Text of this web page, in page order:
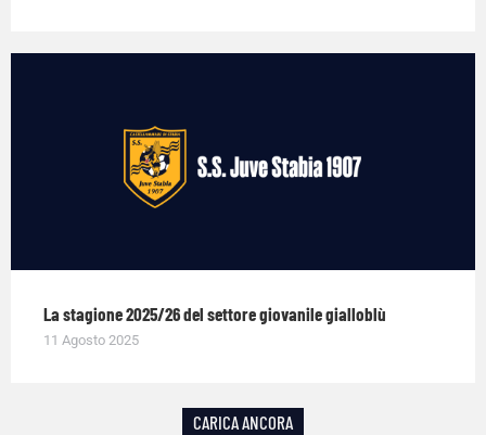
La stagione 2025/26 del settore giovanile gialloblù
11 Agosto 2025
CARICA ANCORA